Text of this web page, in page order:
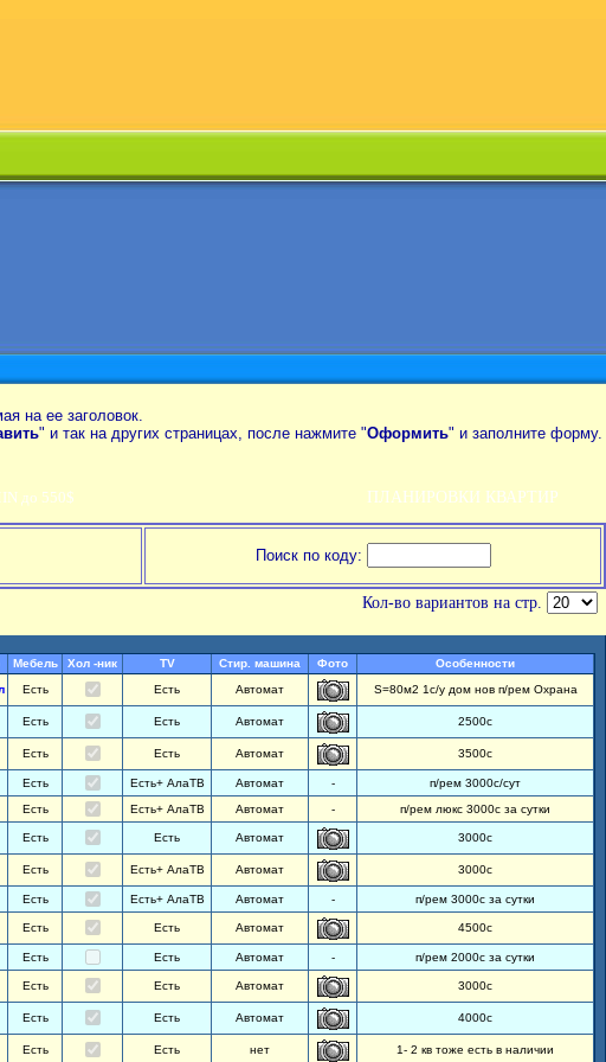
на ее заголовок.
" и так на других страницах, после нажмите "Оформить" и заполните форму.
до 550$ ПЛАНИРОВКИ КВАРТИР
Поиск по коду:
Кол-во вариантов на стр.
Мебель Хол -ник TV Стир. машина Фото
Особенности
Есть Есть Автомат S=80м2 1с/у дом нов п/рем Охрана
Есть Есть Автомат 2500с
Есть Есть Автомат 3500с
Есть Есть+ АлаТВ Автомат -
п/рем 3000с/сут
Есть Есть+ АлаТВ Автомат - п/рем люкс 3000с за сутки
Есть Есть Автомат 3000с
Есть Есть+ АлаТВ Автомат 3000с
Есть Есть+ АлаТВ Автомат - п/рем 3000с за сутки
Есть Есть Автомат 4500с
Есть Есть Автомат - п/рем 2000с за сутки
Есть Есть Автомат 3000с
Есть Есть Автомат 4000с
Есть Есть нет 1- 2 кв тоже есть в наличии